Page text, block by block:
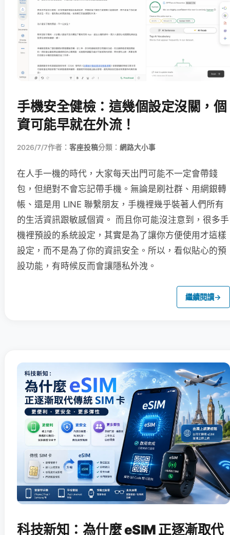
手機安全健檢：這幾個設定沒關，個
資可能早就在外流！
2026/7/7作者： 客座投稿分類： 網路大小事
在人手一機的時代，大家每天出門可能不一定會帶錢
包，但絕對不會忘記帶手機。無論是刷社群、用網銀轉
帳、還是用 LINE 聯繫朋友，手機裡幾乎裝著人們所有
的生活資訊跟敏感個資。 而且你可能沒注意到，很多手
機裡預設的系統設定，其實是為了讓你方便使用才這樣
設定，而不是為了你的資訊安全。所以，看似貼心的預
設功能，有時候反而會讓隱私外洩。
繼續閱讀→
科技新知：為什麼 eSIM 正逐漸取代